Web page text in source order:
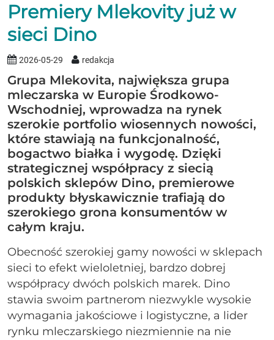
Premiery Mlekovity już w
sieci Dino
2026-05-29 redakcja
Grupa Mlekovita, największa grupa
mleczarska w Europie Środkowo-
Wschodniej, wprowadza na rynek
szerokie portfolio wiosennych nowości,
które stawiają na funkcjonalność,
bogactwo białka i wygodę. Dzięki
strategicznej współpracy z siecią
polskich sklepów Dino, premierowe
produkty błyskawicznie trafiają do
szerokiego grona konsumentów w
całym kraju.
Obecność szerokiej gamy nowości w sklepach
sieci to efekt wieloletniej, bardzo dobrej
współpracy dwóch polskich marek. Dino
stawia swoim partnerom niezwykle wysokie
wymagania jakościowe i logistyczne, a lider
rynku mleczarskiego niezmiennie na nie